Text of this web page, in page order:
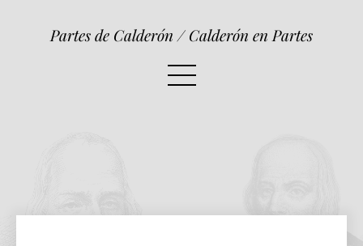
Partes de Calderón / Calderón en Partes